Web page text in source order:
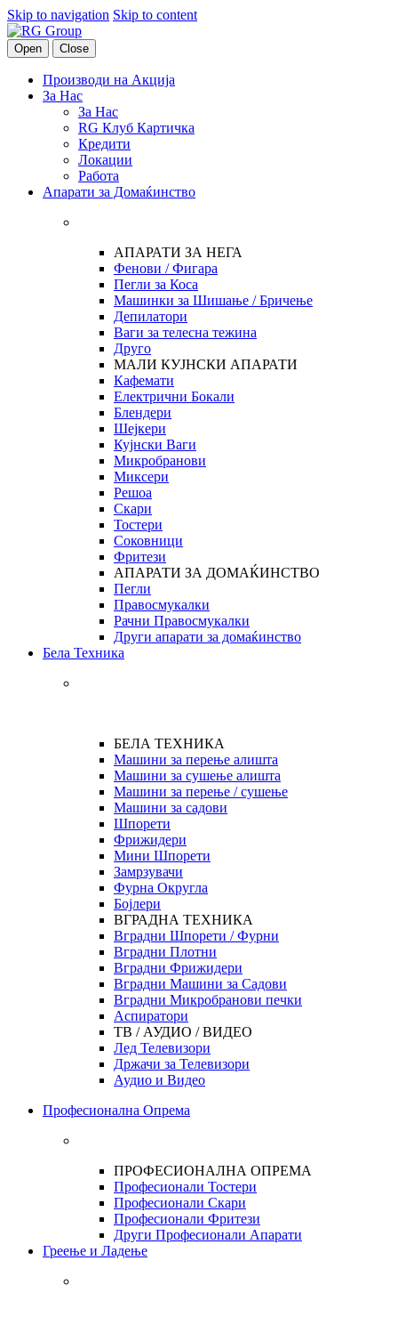
Skip to navigation Skip to content
Open Close
Производи на Акција
За Нас
За Нас
RG Клуб Картичка
Кредити
Локации
Работа
Апарати за Домаќинство
АПАРАТИ ЗА НЕГА
Фенови / Фигара
Пегли за Коса
Машинки за Шишање / Бричење
Депилатори
Ваги за телесна тежина
Друго
МАЛИ КУЈНСКИ АПАРАТИ
Кафемати
Електрични Бокали
Блендери
Шејкери
Кујнски Ваги
Микробранови
Миксери
Решоа
Скари
Тостери
Соковници
Фритези
АПАРАТИ ЗА ДОМАЌИНСТВО
Пегли
Правосмукалки
Рачни Правосмукалки
Други апарати за домаќинство
Бела Техника
БЕЛА ТЕХНИКА
Машини за перење алишта
Машини за сушење алишта
Машини за перење / сушење
Машини за садови
Шпорети
Фрижидери
Мини Шпорети
Замрзувачи
Фурна Округла
Бојлери
ВГРАДНА ТЕХНИКА
Вградни Шпорети / Фурни
Вградни Плотни
Вградни Фрижидери
Вградни Машини за Садови
Вградни Микробранови печки
Аспиратори
ТВ / АУДИО / ВИДЕО
Лед Телевизори
Држачи за Телевизори
Аудио и Видео
Професионална Опрема
ПРОФЕСИОНАЛНА ОПРЕМА
Професионали Тостери
Професионали Скари
Професионали Фритези
Други Професионали Апарати
Греење и Ладење